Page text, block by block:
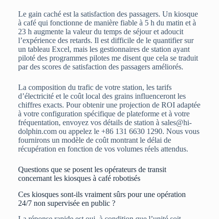
Le gain caché est la satisfaction des passagers. Un kiosque
à café qui fonctionne de manière fiable à 5 h du matin et à
23 h augmente la valeur du temps de séjour et adoucit
l’expérience des retards. Il est difficile de le quantifier sur
un tableau Excel, mais les gestionnaires de station ayant
piloté des programmes pilotes me disent que cela se traduit
par des scores de satisfaction des passagers améliorés.
La composition du trafic de votre station, les tarifs
d’électricité et le coût local des grains influenceront les
chiffres exacts. Pour obtenir une projection de ROI adaptée
à votre configuration spécifique de plateforme et à votre
fréquentation, envoyez vos détails de station à sales@hi-
dolphin.com ou appelez le +86 131 6630 1290. Nous vous
fournirons un modèle de coût montrant le délai de
récupération en fonction de vos volumes réels attendus.
Questions que se posent les opérateurs de transit
concernant les kiosques à café robotisés
Ces kiosques sont-ils vraiment sûrs pour une opération
24/7 non supervisée en public ?